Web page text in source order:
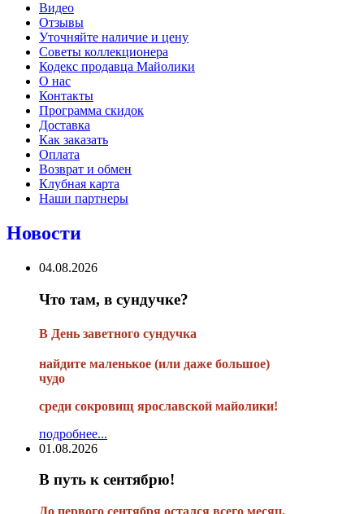
Видео
Отзывы
Уточняйте наличие и цену
Советы коллекционера
Кодекс продавца Майолики
О нас
Контакты
Программа скидок
Доставка
Как заказать
Оплата
Возврат и обмен
Клубная карта
Наши партнеры
Новости
04.08.2026
Что там, в сундучке?
В День заветного сундучка
найдите маленькое (или даже большое)
чудо
среди сокровищ ярославской майолики!
подробнее...
01.08.2026
В путь к сентябрю!
До первого сентября остался всего месяц,